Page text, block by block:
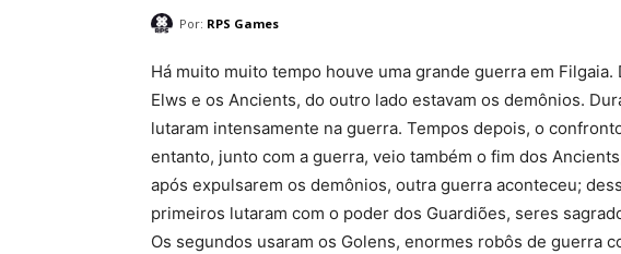
Por: RPS Games
Há muito muito tempo houve uma grande guerra em
Elws e os Ancients, do outro lado estavam os demônios.
lutaram intensamente na guerra. Tempos depois, o
entanto, junto com a guerra, veio também o fim dos
após expulsarem os demônios, outra guerra aconteceu;
primeiros lutaram com o poder dos Guardiões, seres
Os segundos usaram os Golens, enormes robôs de guerra